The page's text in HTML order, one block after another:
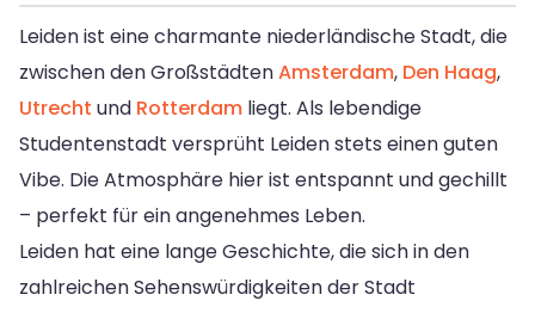
Leiden ist eine charmante niederländische Stadt, die
zwischen den GroßstädtenAmsterdam, Den Haag,
Utrecht und Rotterdam liegt. Als lebendige
Studentenstadt versprüht Leiden stets einen guten
Vibe. Die Atmosphäre hier ist entspannt und gechillt
– perfekt für ein angenehmes Leben.
Leiden hat eine lange Geschichte, die sich in den
zahlreichen Sehenswürdigkeiten der Stadt